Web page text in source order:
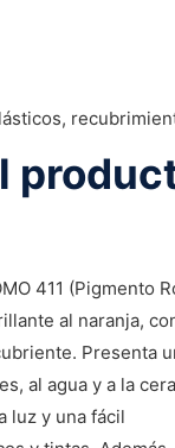
411 (Pigmento
al naranja,
Presenta
al agua y a la
luz y una fácil